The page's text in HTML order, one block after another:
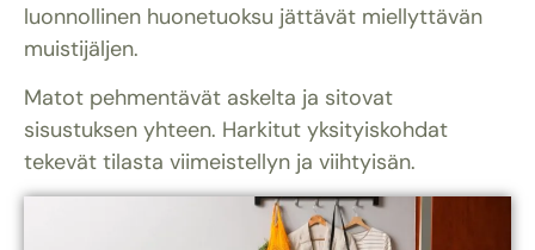
luonnollinen huonetuoksu jättävät miellyttävän
muistijäljen.
Matot pehmentävät askelta ja sitovat
sisustuksen yhteen. Harkitut yksityiskohdat
tekevät tilasta viimeistellyn ja viihtyisän.